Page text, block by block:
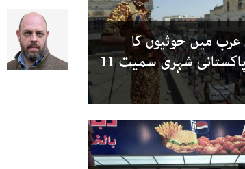
میں حوثیوں کا
حملہ، پاکستانی شہری سمیت 11